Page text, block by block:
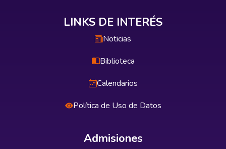
LINKS DE INTERÉS
Noticias
Biblioteca
Calendarios
Política de Uso de Datos
Admisiones